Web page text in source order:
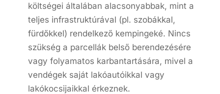
költségei általában alacsonyabbak, mint a
teljes infrastruktúrával (pl. szobákkal,
fürdőkkel) rendelkező kempingeké. Nincs
szükség a parcellák belső berendezésére
vagy folyamatos karbantartására, mivel a
vendégek saját lakóautóikkal vagy
lakókocsijaikkal érkeznek.